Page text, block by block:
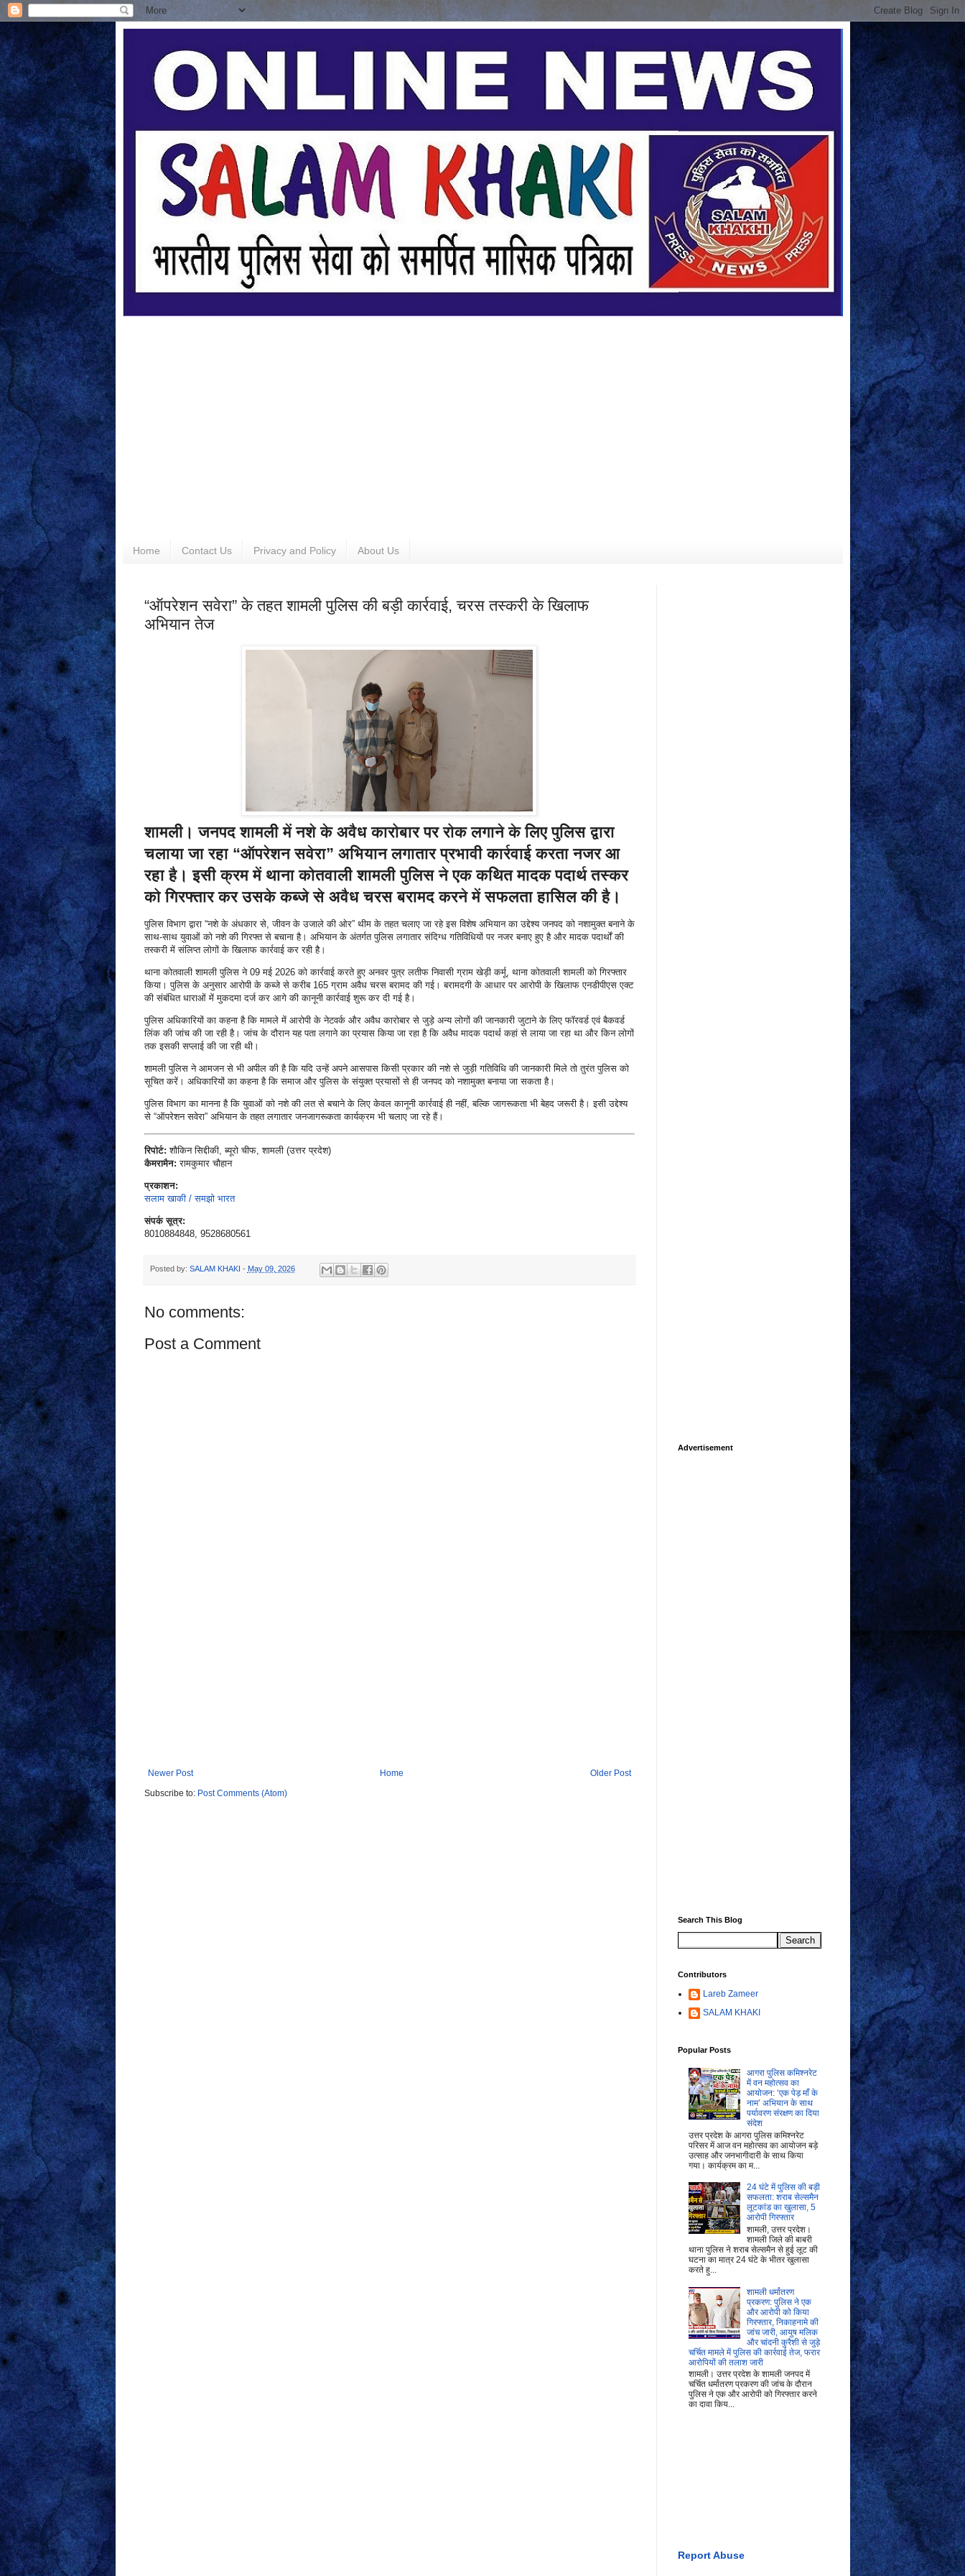
Home Contact Us Privacy and Policy About Us
“ऑपरेशन सवेरा” के तहत शामली पुलिस की बड़ी कार्रवाई, चरस तस्करी के खिलाफ
अभियान तेज
शामली। जनपद शामली में नशे के अवैध कारोबार पर रोक लगाने के लिए पुलिस द्वारा
चलाया जा रहा “ऑपरेशन सवेरा” अभियान लगातार प्रभावी कार्रवाई करता नजर आ
रहा है। इसी क्रम में थाना कोतवाली शामली पुलिस ने एक कथित मादक पदार्थ तस्कर
को गिरफ्तार कर उसके कब्जे से अवैध चरस बरामद करने में सफलता हासिल की है।
पुलिस विभाग द्वारा “नशे के अंधकार से, जीवन के उजाले की ओर” थीम के तहत चलाए जा रहे इस विशेष अभियान का उद्देश्य जनपद को नशामुक्त बनाने के
साथ-साथ युवाओं को नशे की गिरफ्त से बचाना है। अभियान के अंतर्गत पुलिस लगातार संदिग्ध गतिविधियों पर नजर बनाए हुए है और मादक पदार्थों की
तस्करी में संलिप्त लोगों के खिलाफ कार्रवाई कर रही है।
थाना कोतवाली शामली पुलिस ने 09 मई 2026 को कार्रवाई करते हुए अनवर पुत्र लतीफ निवासी ग्राम खेड़ी कर्मू, थाना कोतवाली शामली को गिरफ्तार
किया। पुलिस के अनुसार आरोपी के कब्जे से करीब 165 ग्राम अवैध चरस बरामद की गई। बरामदगी के आधार पर आरोपी के खिलाफ एनडीपीएस एक्ट
की संबंधित धाराओं में मुकदमा दर्ज कर आगे की कानूनी कार्रवाई शुरू कर दी गई है।
पुलिस अधिकारियों का कहना है कि मामले में आरोपी के नेटवर्क और अवैध कारोबार से जुड़े अन्य लोगों की जानकारी जुटाने के लिए फॉरवर्ड एवं बैकवर्ड
लिंक की जांच की जा रही है। जांच के दौरान यह पता लगाने का प्रयास किया जा रहा है कि अवैध मादक पदार्थ कहां से लाया जा रहा था और किन लोगों
तक इसकी सप्लाई की जा रही थी।
शामली पुलिस ने आमजन से भी अपील की है कि यदि उन्हें अपने आसपास किसी प्रकार की नशे से जुड़ी गतिविधि की जानकारी मिले तो तुरंत पुलिस को
सूचित करें। अधिकारियों का कहना है कि समाज और पुलिस के संयुक्त प्रयासों से ही जनपद को नशामुक्त बनाया जा सकता है।
पुलिस विभाग का मानना है कि युवाओं को नशे की लत से बचाने के लिए केवल कानूनी कार्रवाई ही नहीं, बल्कि जागरूकता भी बेहद जरूरी है। इसी उद्देश्य
से “ऑपरेशन सवेरा” अभियान के तहत लगातार जनजागरूकता कार्यक्रम भी चलाए जा रहे हैं।
रिपोर्ट: शौकिन सिद्दीकी, ब्यूरो चीफ, शामली (उत्तर प्रदेश)
कैमरामैन: रामकुमार चौहान
प्रकाशन:
सलाम खाकी / समझो भारत
संपर्क सूत्र:
8010884848, 9528680561
Posted by: SALAM KHAKI - May 09, 2026
No comments:
Post a Comment
Newer Post Older Post
Home
Subscribe to: Post Comments (Atom)
Advertisement
Search This Blog
Contributors
Lareb Zameer
SALAM KHAKI
Popular Posts
आगरा पुलिस कमिश्नरेट
में वन महोत्सव का
आयोजन: ‘एक पेड़ माँ के
नाम’ अभियान के साथ
पर्यावरण संरक्षण का दिया
संदेश
उत्तर प्रदेश के आगरा पुलिस कमिश्नरेट
परिसर में आज वन महोत्सव का आयोजन बड़े
उत्साह और जनभागीदारी के साथ किया
गया। कार्यक्रम का म...
24 घंटे में पुलिस की बड़ी
सफलता: शराब सेल्समैन
लूटकांड का खुलासा, 5
आरोपी गिरफ्तार
शामली, उत्तर प्रदेश।
शामली जिले की बाबरी
थाना पुलिस ने शराब सेल्समैन से हुई लूट की
घटना का मात्र 24 घंटे के भीतर खुलासा
करते हु...
शामली धर्मांतरण
प्रकरण: पुलिस ने एक
और आरोपी को किया
गिरफ्तार, निकाहनामे की
जांच जारी, आयुष मलिक
और चांदनी कुरैशी से जुड़े
चर्चित मामले में पुलिस की कार्रवाई तेज, फरार
आरोपियों की तलाश जारी
शामली। उत्तर प्रदेश के शामली जनपद में
चर्चित धर्मांतरण प्रकरण की जांच के दौरान
पुलिस ने एक और आरोपी को गिरफ्तार करने
का दावा किय...
Report Abuse